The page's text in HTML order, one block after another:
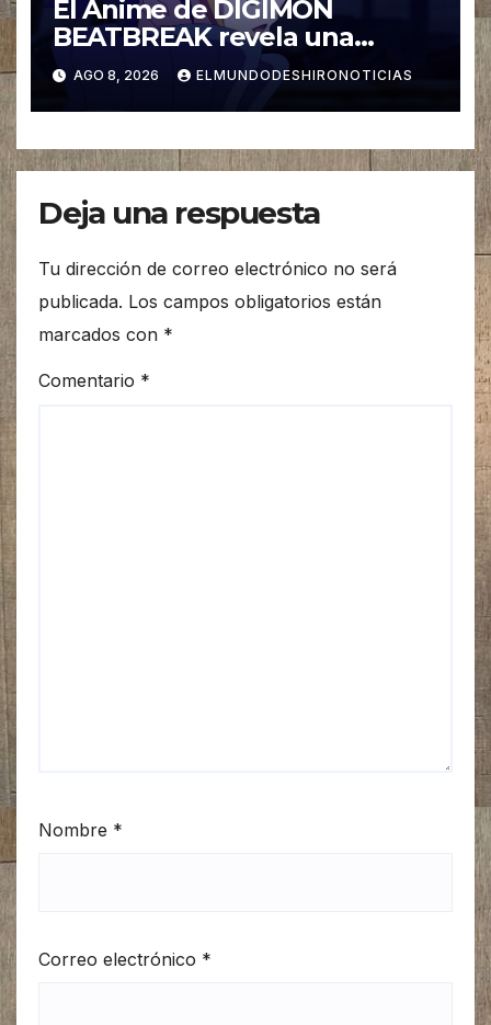
El Anime de DIGIMON
BEATBREAK revela una
nueva imagen para su ultimo
Arco Asuka
AGO 8, 2026 ELMUNDODESHIRONOTICIAS
Deja una respuesta
Tu dirección de correo electrónico no será
publicada. Los campos obligatorios están
marcados con *
Comentario *
Nombre *
Correo electrónico *